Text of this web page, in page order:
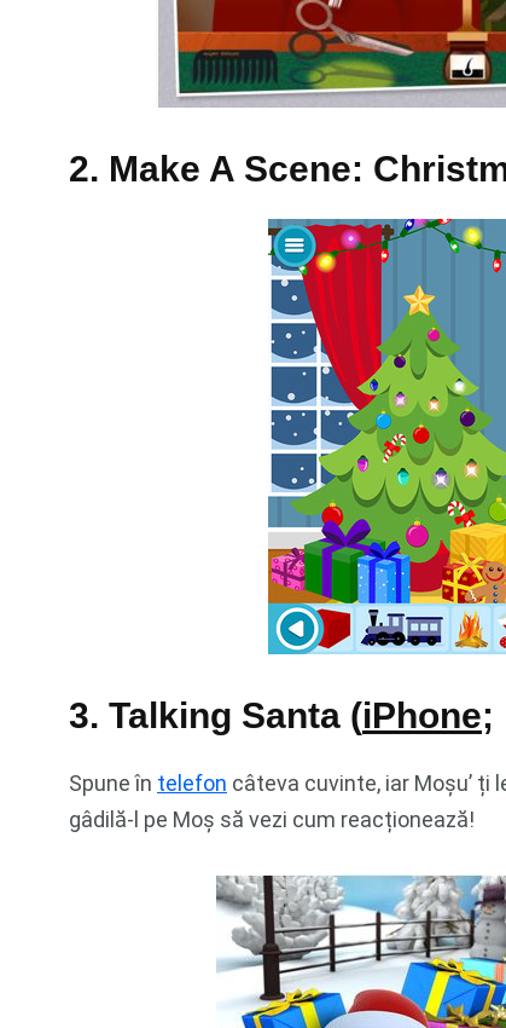
2. Make A Scene:
3. Talking Santa (iPhone;
Spune în telefon câteva cuvinte, iar Moșu’
gâdilă-l pe Moș să vezi cum reacționează!